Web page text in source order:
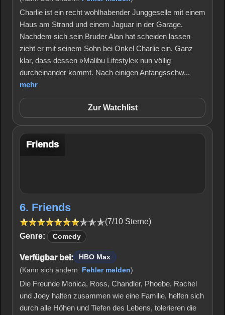
Charlie ist ein recht wohlhabender Junggeselle mit einem
Haus am Strand und einem Jaguar in der Garage.
Nachdem sich sein Bruder Alan hat scheiden lassen
zieht er mit seinem Sohn bei Onkel Charlie ein. Ganz
klar, dass dessen »Malibu Lifestyle« nun völlig
durcheinander kommt. Nach einigen Anfangsschw...
mehr
Zur Watchlist
Friends
6. Friends
(7/10 Sterne)
Genre:
Comedy
Verfügbar bei:
HBO Max
(Kann sich ändern. Fehler melden)
Die Freunde Monica, Ross, Chandler, Phoebe, Rachel
und Joey halten zusammen wie eine Familie, helfen sich
durch alle Höhen und Tiefen des Lebens, tolerieren die